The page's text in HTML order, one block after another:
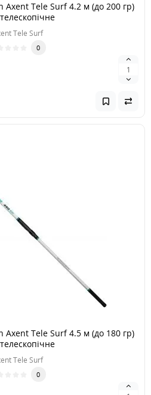
Tele Surf 4.2 м (до 200 гр)
Tele Surf
0
Tele Surf 4.5 м (до 180 гр)
Tele Surf
0